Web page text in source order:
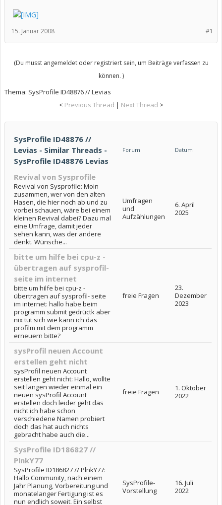
#1
15. Januar 2008
(Du musst angemeldet oder registriert sein, um Beiträge verfassen zu
können. )
Thema: SysProfile ID48876 // Levias
< Previous Thread | Next Thread >
SysProfile ID48876 //
Levias - Similar Threads -
SysProfile ID48876 Levias
Forum Datum
Revival von Sysprofile
Revival von Sysprofile: Moin
zusammen, wer von den alten
Hasen, die hier noch ab und zu
vorbei schauen, wäre bei einem
kleinen Revival dabei? Dazu mal
eine Umfrage, damit jeder
sehen kann, was der andere
denkt. Wünsche...
Umfragen
und
Aufzählungen
6. April
2025
bitte um hilfe bei cpu-z -
übertragen auf sysprofil-
seite im internet
bitte um hilfe bei cpu-z -
übertragen auf sysprofil- seite
im internet: hallo habe beim
programm submit gedrüctk aber
nix tut sich wie kann ich das
profilm mit dem programm
erneuern bitte?
freie Fragen
23.
Dezember
2023
sysProfil neuen Account
erstellen geht nicht
sysProfil neuen Account
erstellen geht nicht: Hallo, wollte
seit langen wieder einmal ein
neuen sysProfil Account
erstellen doch leider geht das
nicht ich habe schon
verschiedene Namen probiert
doch das hat auch nichts
gebracht habe auch die...
freie Fragen
1. Oktober
2022
SysProfile ID186827 //
PlnkY77
SysProfile ID186827 // PlnkY77:
Hallo Community, nach einem
Jahr Planung, Vorbereitung und
monatelanger Fertigung ist es
nun endlich soweit. Ein selbst
SysProfile-
Vorstellung
16. Juli
2022